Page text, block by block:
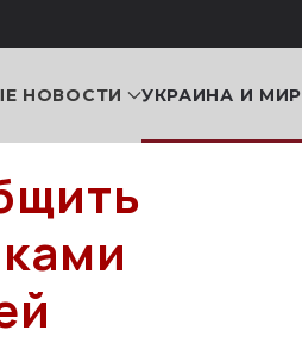
НОВОСТИ УКРАИНА И МИР